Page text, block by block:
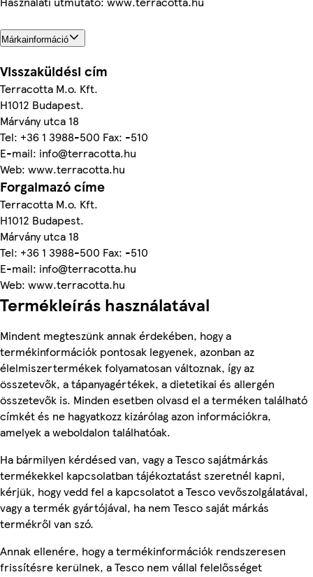
Márkainformáció
Visszaküldési cím
Terracotta M.o. Kft.
H1012 Budapest.
Márvány utca 18
Tel: +36 1 3988-500 Fax: -510
E-mail: info@terracotta.hu
Web: www.terracotta.hu
Forgalmazó címe
Terracotta M.o. Kft.
H1012 Budapest.
Márvány utca 18
Tel: +36 1 3988-500 Fax: -510
E-mail: info@terracotta.hu
Web: www.terracotta.hu
Termékleírás használatával
Mindent megteszünk annak érdekében, hogy a
termékinformációk pontosak legyenek, azonban az
élelmiszertermékek folyamatosan változnak, így az
összetevők, a tápanyagértékek, a dietetikai és allergén
összetevők is. Minden esetben olvasd el a terméken található
címkét és ne hagyatkozz kizárólag azon információkra,
amelyek a weboldalon találhatóak.
Ha bármilyen kérdésed van, vagy a Tesco sajátmárkás
termékekkel kapcsolatban tájékoztatást szeretnél kapni,
kérjük, hogy vedd fel a kapcsolatot a Tesco vevőszolgálatával,
vagy a termék gyártójával, ha nem Tesco saját márkás
termékről van szó.
Annak ellenére, hogy a termékinformációk rendszeresen
frissítésre kerülnek, a Tesco nem vállal felelősséget